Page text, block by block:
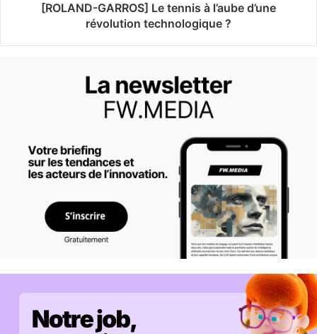
[ROLAND-GARROS] Le tennis à l’aube d’une
révolution technologique ?